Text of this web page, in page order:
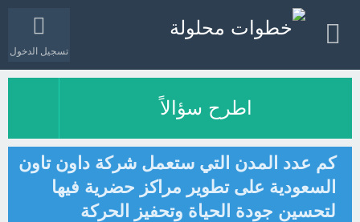
تسجيل الدخول
اطرح سؤالاً
كم عدد المدن التي ستعمل شركة داون تاون
السعودية على تطوير مراكز حضرية فيها
لتحسين جودة الحياة وتحفيز الحركة